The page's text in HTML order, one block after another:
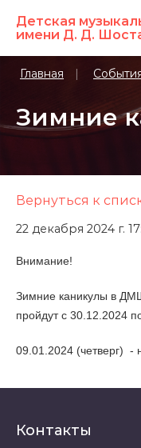
Детская
имени Д. Д.
Главная
Зимние
Вернуться к
22 декабря 2024 г.
Внимание!
Зимние каникулы в
пройдут с 30.12.2024
09.01.2024 (четверг) -
Контакты